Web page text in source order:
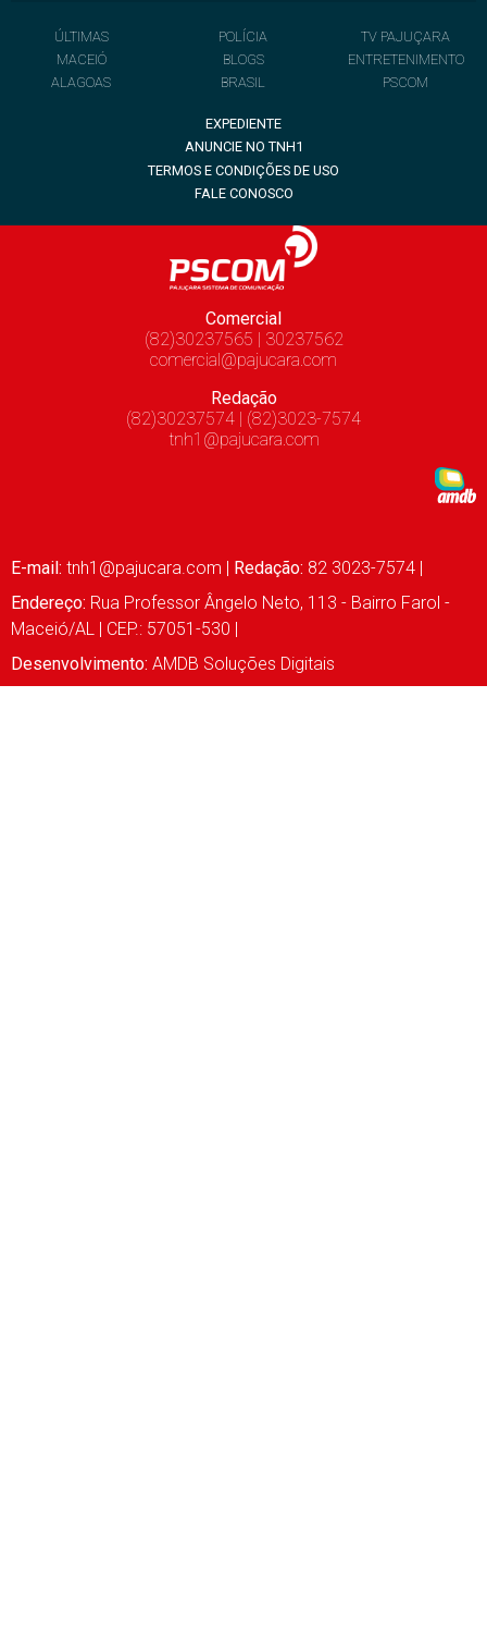
ÚLTIMAS
MACEIÓ
ALAGOAS
POLÍCIA
BLOGS
BRASIL
TV PAJUÇARA
ENTRETENIMENTO
PSCOM
EXPEDIENTE
ANUNCIE NO TNH1
TERMOS E CONDIÇÕES DE USO
FALE CONOSCO
Comercial
(82)30237565 | 30237562
comercial@pajucara.com
Redação
(82)30237574 | (82)3023-7574
tnh1@pajucara.com
E-mail: tnh1@pajucara.com | Redação: 82 3023-7574 |
Endereço: Rua Professor Ângelo Neto, 113 - Bairro Farol -
Maceió/AL | CEP.: 57051-530 |
Desenvolvimento: AMDB Soluções Digitais